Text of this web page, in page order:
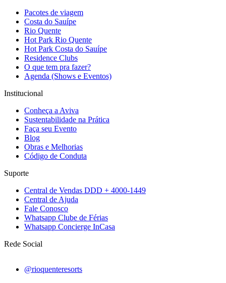
Pacotes de viagem
Costa do Sauípe
Rio Quente
Hot Park Rio Quente
Hot Park Costa do Sauípe
Residence Clubs
O que tem pra fazer?
Agenda (Shows e Eventos)
Institucional
Conheça a Aviva
Sustentabilidade na Prática
Faça seu Evento
Blog
Obras e Melhorias
Código de Conduta
Suporte
Central de Vendas DDD + 4000-1449
Central de Ajuda
Fale Conosco
Whatsapp Clube de Férias
Whatsapp Concierge InCasa
Rede Social
@rioquenteresorts